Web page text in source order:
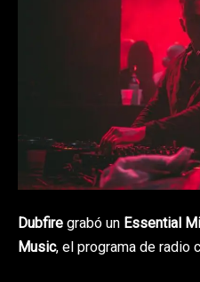
Dubfiregrabó un Essential
Music, el programa de radio